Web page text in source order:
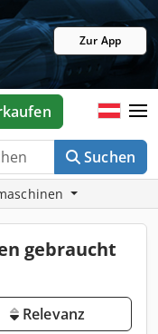
Zur App
Suchen
gebraucht
Relevanz